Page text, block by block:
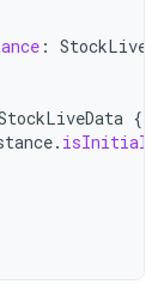
:
{
.